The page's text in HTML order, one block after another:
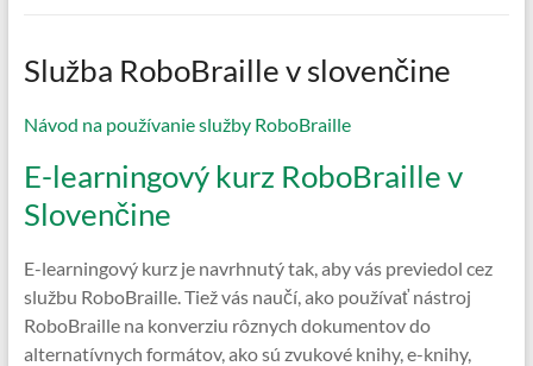
Služba RoboBraille v slovenčine
Návod na používanie služby RoboBraille
E-learningový kurz RoboBraille v
Slovenčine
E-learningový kurz je navrhnutý tak, aby vás previedol cez
službu RoboBraille. Tiež vás naučí, ako používať nástroj
RoboBraille na konverziu rôznych dokumentov do
alternatívnych formátov, ako sú zvukové knihy, e-knihy,